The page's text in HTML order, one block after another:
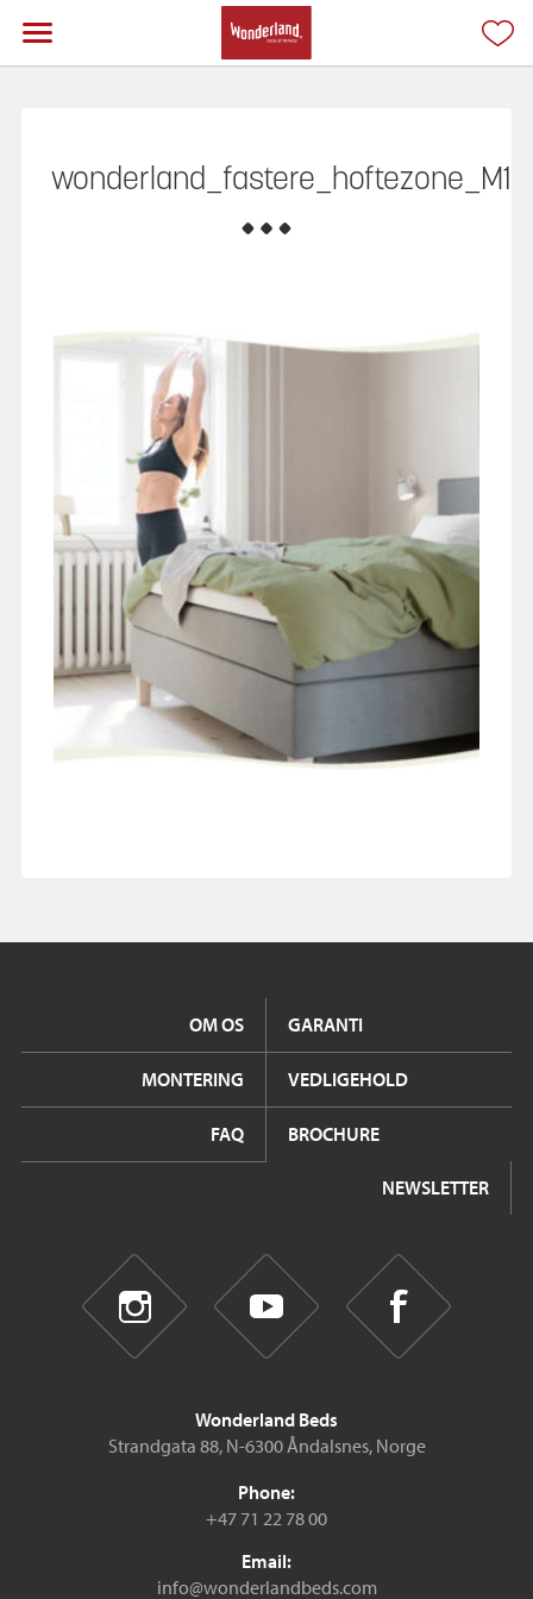
wonderland_fastere_hoftezone_M1
OM OS GARANTI
MONTERING VEDLIGEHOLD
FAQ BROCHURE
NEWSLETTER
Wonderland Beds
Strandgata 88, N-6300 Åndalsnes, Norge
Phone:
+47 71 22 78 00
Email:
info@wonderlandbeds.com